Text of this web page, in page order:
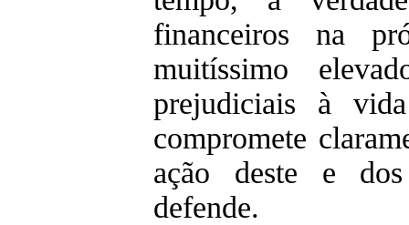
financeiros na
muitíssimo
prejudiciais à
compromete
ação deste e
defende.